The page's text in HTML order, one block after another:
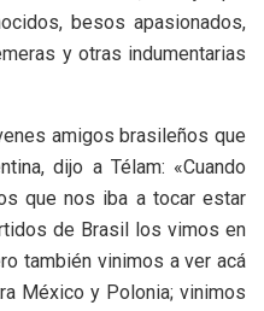
besos apasionados,
y otras indumentarias
amigos brasileños que
dijo a Télam: «Cuando
que nos iba a tocar estar
de Brasil los vimos en
también vinimos a ver acá
México y Polonia; vinimos